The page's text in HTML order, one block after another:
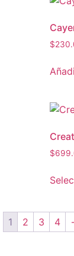
$
$
1 2 3 4